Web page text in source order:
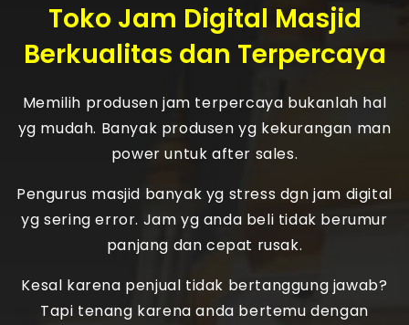
Toko Jam Digital Masjid
Berkualitas dan Terpercaya
Memilih produsen jam terpercaya bukanlah hal
yg mudah. Banyak produsen yg kekurangan man
power untuk after sales.
Pengurus masjid banyak yg stress dgn jam digital
yg sering error. Jam yg anda beli tidak berumur
panjang dan cepat rusak.
Kesal karena penjual tidak bertanggung jawab?
Tapi tenang karena anda bertemu dengan